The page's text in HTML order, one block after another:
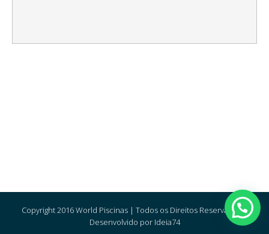
Copyright 2016 World Piscinas | Todos os Direitos Reservados |
Desenvolvido por Ideia74